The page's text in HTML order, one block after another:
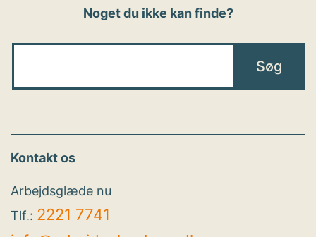
Noget du ikke kan finde?
Kontakt os
Arbejdsglæde nu
Tlf.: 2221 7741